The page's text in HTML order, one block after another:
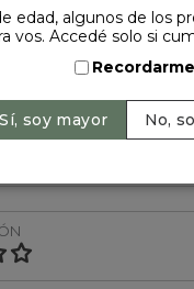
edad, algunos de los
vos. Accedé solo si
Recordarme